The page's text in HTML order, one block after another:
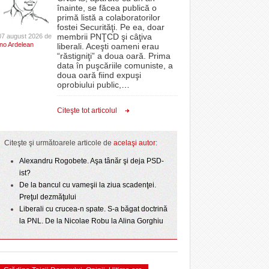
nu
de
şi
atacă
o nou-promovată
ce a pierdut
- 3 August 2026
Aflați secretele Timișoarei în cadrul unui nou tur
gratuit organizat de Asociația Turism Alternativ -
4 August 2026
La Muzeul Apei are loc expoziția „Sub semnul
curgerii. Între transparență și permanență”
View all
proiectelor derulate de instituție din fonduri
europene/FOTO
ANAF oferă persoanelor fizice posibilitatea să
beneficieze de Declarația Unică 212
precompletată- 25 November 2025
CLIPURI VIDEO
JOCURI ONLINE
DIVERSE
FARMACII DIN
TIMIŞOARA
HARTA TIMIŞOAREI
LICEE, ŞCOLI ŞI
SFATUL MEDICULUI
august 2026 de
Ardelean
înainte, se făcea publică o
primă listă a colaboratorilor
fostei Securităţi. Pe ea, doar
membrii PNŢCD şi câţiva
liberali. Aceşti oameni erau
“răstigniţi” a doua oară. Prima
data în puşcăriile comuniste, a
doua oară fiind expuşi
oprobiului public,
Citeşte tot articolul
Citeşte şi următoarele articole de acelaşi autor:
Alexandru Rogobete. Aşa tânăr şi deja PSD-
ist?
De la bancul cu vameşii la ziua scadenţei.
Preţul dezmăţului
Liberali cu crucea-n spate. S-a băgat doctrină
la PNL. De la Nicolae Robu la Alina Gorghiu